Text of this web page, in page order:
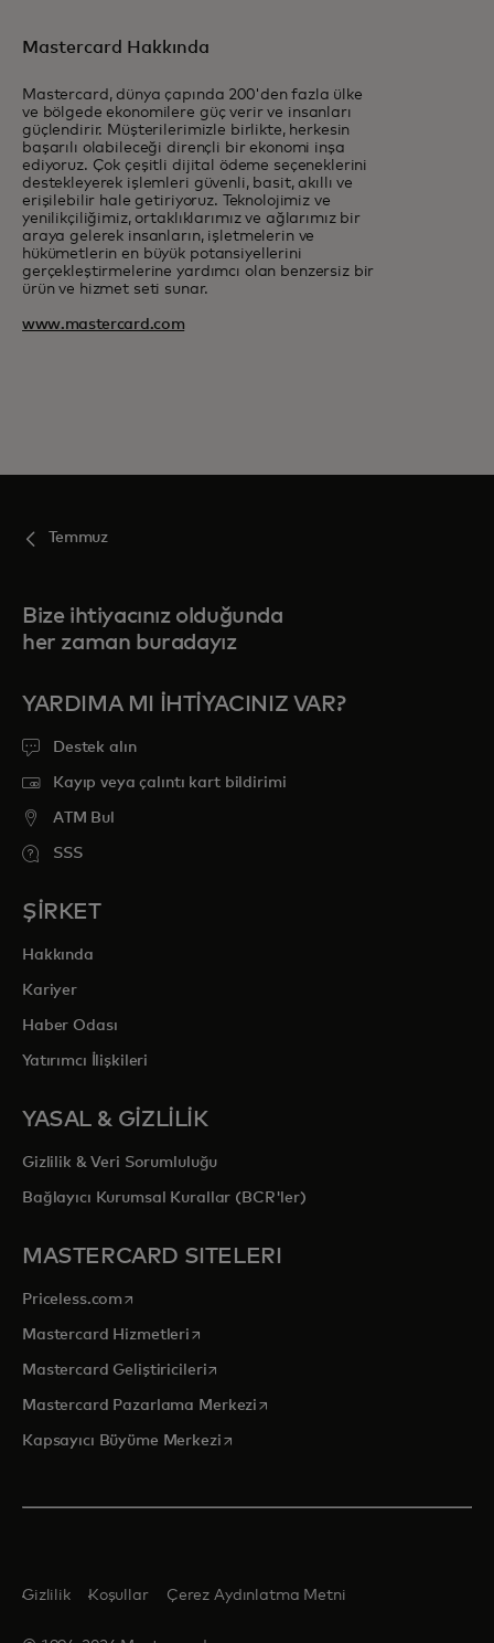
Mastercard Hakkında
Mastercard, dünya çapında 200'den fazla ülke
ve bölgede ekonomilere güç verir ve insanları
güçlendirir. Müşterilerimizle birlikte, herkesin
başarılı olabileceği dirençli bir ekonomi inşa
ediyoruz. Çok çeşitli dijital ödeme seçeneklerini
destekleyerek işlemleri güvenli, basit, akıllı ve
erişilebilir hale getiriyoruz. Teknolojimiz ve
yenilikçiliğimiz, ortaklıklarımız ve ağlarımız bir
araya gelerek insanların, işletmelerin ve
hükümetlerin en büyük potansiyellerini
gerçekleştirmelerine yardımcı olan benzersiz bir
ürün ve hizmet seti sunar.
www.mastercard.com
Temmuz
Bize ihtiyacınız olduğunda
her zaman buradayız
YARDIMA MI IHTIYACINIZ VAR?
Destek alın
Kayıp veya çalıntı kart bildirimi
ATM Bul
SSS
ŞİRKET
Hakkında
Kariyer
Haber Odası
Yatırımcı İlişkileri
YASAL & GİZLİLİK
Gizlilik & Veri Sorumluluğu
Bağlayıcı Kurumsal Kurallar (BCR'ler)
MASTERCARD SITELERI
Priceless.com opens in a new tab
Mastercard Hizmetleri opens in a new tab
Mastercard Geliştiricileriopens in a new tab
Mastercard Pazarlama Merkezi opens in a new tab
Kapsayıcı Büyüme Merkeziopens in a new tab
Gizlilik Koşullar Çerez Aydınlatma Metni